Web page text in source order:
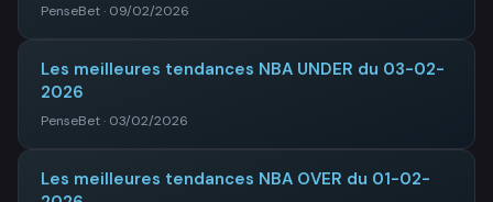
PenseBet · 09/02/2026
Les meilleures tendances NBA UNDER du 03-02-
2026
PenseBet · 03/02/2026
Les meilleures tendances NBA OVER du 01-02-